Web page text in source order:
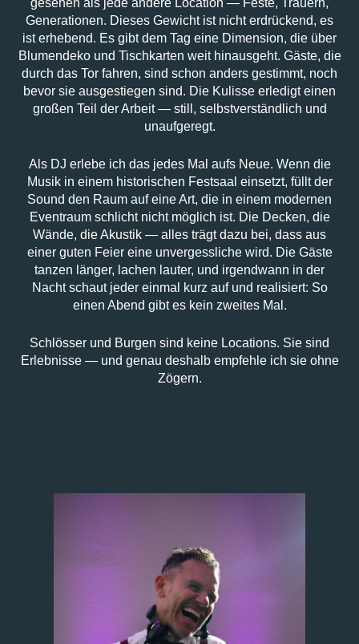
gesehen als jede andere Location — Feste, Trauern,
Generationen. Dieses Gewicht ist nicht erdrückend, es
ist erhebend. Es gibt dem Tag eine Dimension, die über
Blumendeko und Tischkarten weit hinausgeht. Gäste, die
durch das Tor fahren, sind schon anders gestimmt, noch
bevor sie ausgestiegen sind. Die Kulisse erledigt einen
großen Teil der Arbeit — still, selbstverständlich und
unaufgeregt.
Als DJ erlebe ich das jedes Mal aufs Neue. Wenn die
Musik in einem historischen Festsaal einsetzt, füllt der
Sound den Raum auf eine Art, die in einem modernen
Eventraum schlicht nicht möglich ist. Die Decken, die
Wände, die Akustik — alles trägt dazu bei, dass aus
einer guten Feier eine unvergessliche wird. Die Gäste
tanzen länger, lachen lauter, und irgendwann in der
Nacht schaut jeder einmal kurz auf und realisiert: So
einen Abend gibt es kein zweites Mal.
Schlösser und Burgen sind keine Locations. Sie sind
Erlebnisse — und genau deshalb empfehle ich sie ohne
Zögern.